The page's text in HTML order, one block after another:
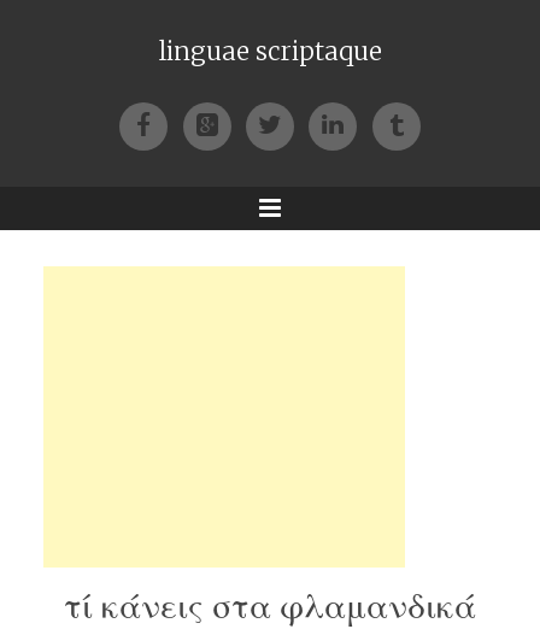
linguae scriptaque
FacebookGoogle+TwitterLinkedIn
Tumblr
Menu
τί κάνεις στα φλαμανδικά